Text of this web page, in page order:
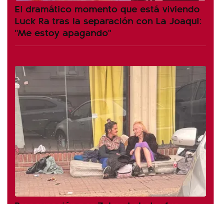
El dramático momento que está viviendo
Luck Ra tras la separación con La Joaqui:
"Me estoy apagando"